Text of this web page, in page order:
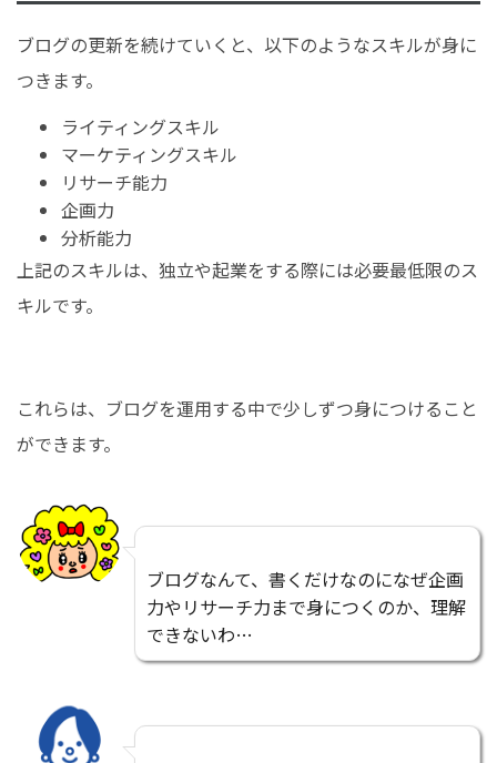
ブログの更新を続けていくと、以下のようなスキルが身に
つきます。
ライティングスキル
マーケティングスキル
リサーチ能力
企画力
分析能力
上記のスキルは、独立や起業をする際には必要最低限のス
キルです。
これらは、ブログを運用する中で少しずつ身につけること
ができます。
ブログなんて、書くだけなのになぜ企画
力やリサーチ力まで身につくのか、理解
できないわ…